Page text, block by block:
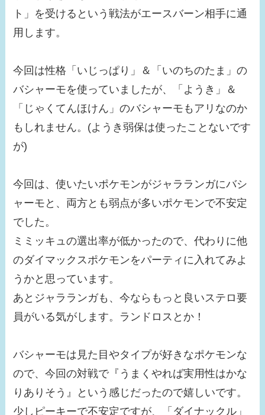
ト」を受けるという戦法がエースバーン相手に通
用します。
今回は性格「いじっぱり」＆「いのちのたま」の
バシャーモを使っていましたが、「ようき」＆
「じゃくてんほけん」のバシャーモもアリなのか
もしれません。(ようき弱保は使ったことないです
が)
今回は、使いたいポケモンがジャラランガにバシ
ャーモと、両方とも弱点が多いポケモンで不安定
でした。
ミミッキュの選出率が低かったので、代わりに他
のダイマックスポケモンをパーティに入れてみよ
うかと思っています。
あとジャラランガも、今ならもっと良いステロ要
員がいる気がします。ランドロスとか！
バシャーモは見た目やタイプが好きなポケモンな
ので、今回の対戦で『うまくやれば実用性はかな
りありそう』という感じだったので嬉しいです。
少しピーキーで不安定ですが、「ダイナックル」